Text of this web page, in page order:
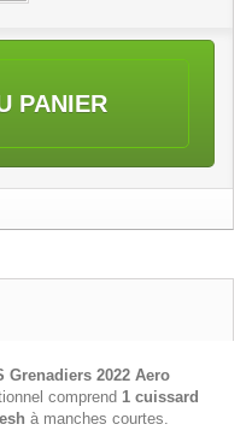
PANIER
Grenadiers 2022 Aero
comprend 1 cuissard
à manches courtes.